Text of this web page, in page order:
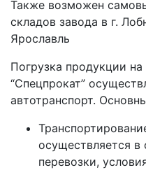
Также возможен
складов завода в г.
Ярославль
Погрузка продукции
“Спецпрокат”
автотранспорт.
осуществляется в
перевозки,